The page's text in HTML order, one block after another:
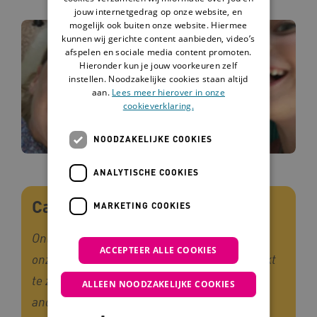
Casus
Onlangs kregen we als ouders te horen dat
onze zoon Lars van 2 maanden doofblind blijkt
te zijn. We wisten al dat zijn ontwikkeling
anders verliep en we krijgen veel praktische
jouw internetgedrag op onze website, en
mogelijk ook buiten onze website. Hiermee
kunnen wij gerichte content aanbieden, video’s
afspelen en sociale media content promoten.
Hieronder kun je jouw voorkeuren zelf
instellen. Noodzakelijke cookies staan altijd
aan. Lees meer hierover in onze
cookieverklaring.
NOODZAKELIJKE COOKIES
ANALYTISCHE COOKIES
MARKETING COOKIES
ACCEPTEER ALLE COOKIES
ALLEEN NOODZAKELIJKE COOKIES